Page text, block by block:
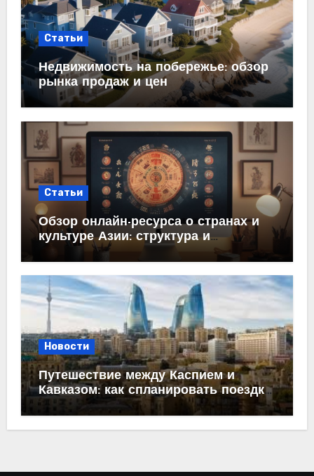
Статьи
Недвижимость на побережье: обзор
рынка продаж и цен
Статьи
Обзор онлайн-ресурса о странах и
культуре Азии: структура и
содержание
Новости
Путешествие между Каспием и
Кавказом: как спланировать поездку
из Махачкалы в Баку